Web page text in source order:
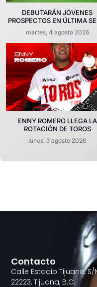
DEBUTARÁN JÓVENES
PROSPECTOS EN ÚLTIMA
martes, 4 agosto 2026
ENNY ROMERO LLEGA LA
ROTACIÓN DE TOROS
lunes, 3 agosto 2026
Contacto
Calle Estadio Tijuana,
22223, Tijuana, B.C.